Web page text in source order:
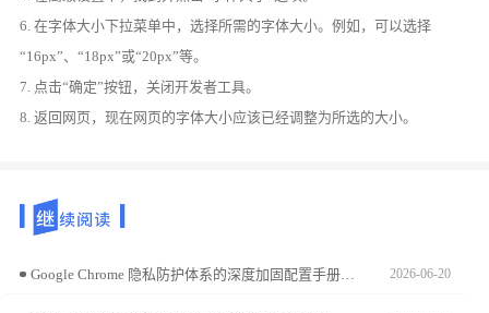
6. 在字体大小下拉菜单中，选择所需的字体大小。例如，可以选择
“16px”、“18px”或“20px”等。
7. 点击“确定”按钮，关闭开发者工具。
8. 返回网页，现在网页的字体大小应该已经调整为所选的大小。
Google Chrome 隐私防护体系的深度加固配置手册。从拦截跨站点跟踪逻辑、物理粉碎交互痕迹及配置高等级沙箱准入准则，为您构建严密的数字办公数据隐私防御防火墙。 2026-06-20